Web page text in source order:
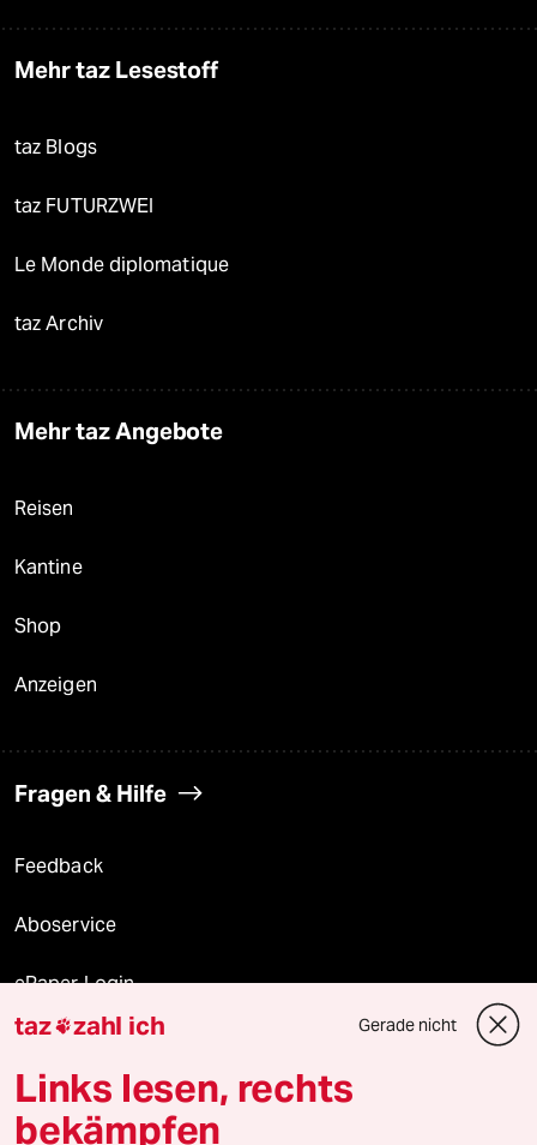
Mehr taz Lesestoff
taz Blogs
taz FUTURZWEI
Le Monde diplomatique
taz Archiv
Mehr taz Angebote
Reisen
Kantine
Shop
Anzeigen
Fragen & Hilfe
Feedback
Aboservice
ePaper Login
Downloads für Abonnierende
taz zahl ich Gerade nicht
Links lesen, rechts
bekämpfen